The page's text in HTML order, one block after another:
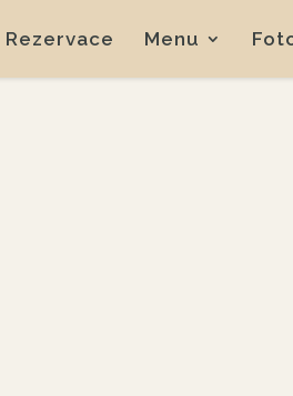
Rezervace Menu